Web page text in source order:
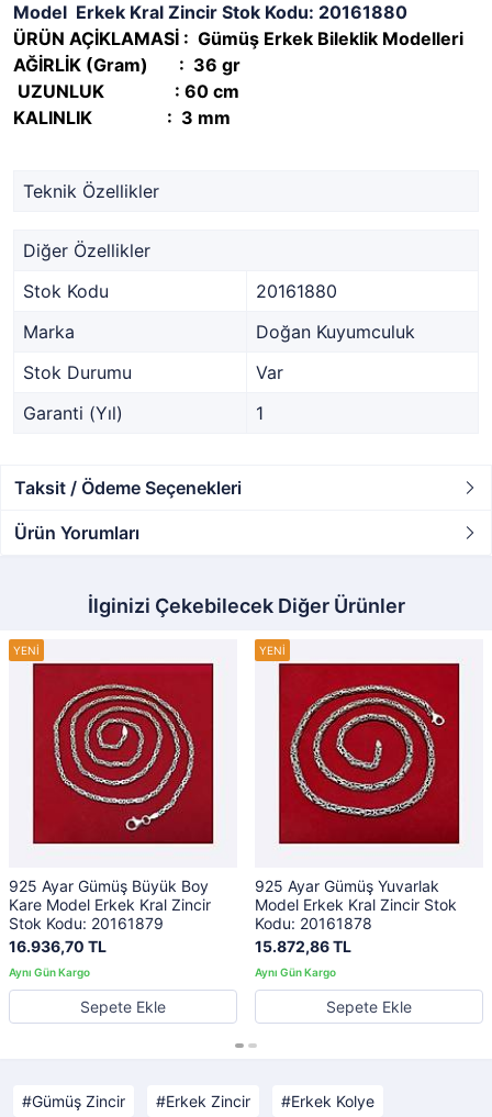
Model Erkek Kral Zincir Stok Kodu: 20161880
ÜRÜN AÇİKLAMASİ : Gümüş Erkek Bileklik Modelleri
AĞİRLİK (Gram) : 36 gr
UZUNLUK : 60 cm
KALINLIK : 3 mm
Teknik Özellikler
Diğer Özellikler
Stok Kodu
20161880
Marka
Doğan Kuyumculuk
Stok Durumu
Var
Garanti (Yıl)
1
Taksit / Ödeme Seçenekleri
Ürün Yorumları
İlginizi Çekebilecek Diğer Ürünler
925 Ayar Gümüş Büyük Boy
Kare Model Erkek Kral Zincir
Stok Kodu: 20161879
16.936,70 TL
Sepete Ekle
925 Ayar Gümüş Yuvarlak
Model Erkek Kral Zincir Stok
Kodu: 20161878
15.872,86 TL
Sepete Ekle
Gümüş Zincir Erkek Zincir Erkek Kolye